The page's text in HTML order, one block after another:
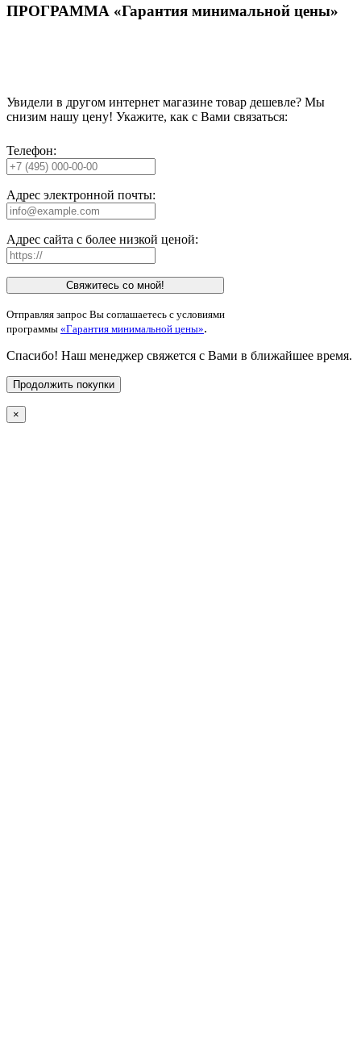
ПРОГРАММА «Гарантия минимальной цены»
Увидели в другом интернет магазине товар дешевле? Мы
снизим нашу цену! Укажите, как с Вами связаться:
Телефон:
Адрес электронной почты:
Адрес сайта с более низкой ценой:
Свяжитесь со мной!
Отправляя запрос Вы соглашаетесь с условиями
программы «Гарантия минимальной цены».
Спасибо! Наш менеджер свяжется с Вами в ближайшее время.
Продолжить покупки
×